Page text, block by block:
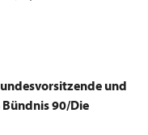
und
90/Die